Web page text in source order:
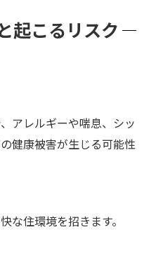
起こるリスク
アレルギーや喘息、シッ
健康被害が生じる可能性
な住環境を招きます。